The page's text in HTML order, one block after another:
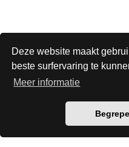
Deze website maakt
beste surfervaring te
Meer informatie